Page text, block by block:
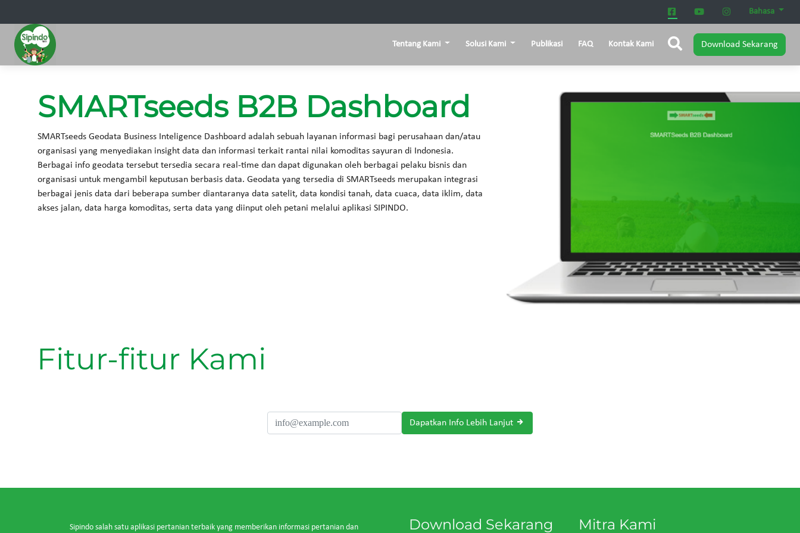
Bahasa
Tentang Kami Solusi Kami Publikasi FAQ Kontak Kami Download Sekarang
SMARTseeds B2B Dashboard
SMARTseeds Geodata Business Inteligence Dashboard adalah sebuah layanan informasi bagi perusahaan dan/atau
organisasi yang menyediakan insight data dan informasi terkait rantai nilai komoditas sayuran di Indonesia.
Berbagai info geodata tersebut tersedia secara real-time dan dapat digunakan oleh berbagai pelaku bisnis dan
organisasi untuk mengambil keputusan berbasis data. Geodata yang tersedia di SMARTseeds merupakan integrasi
berbagai jenis data dari beberapa sumber diantaranya data satelit, data kondisi tanah, data cuaca, data iklim, data
akses jalan, data harga komoditas, serta data yang diinput oleh petani melalui aplikasi SIPINDO.
Fitur-fitur Kami
Dapatkan Info Lebih Lanjut
Sipindo salah satu aplikasi pertanian terbaik yang memberikan informasi pertanian dan Download Sekarang Mitra Kami